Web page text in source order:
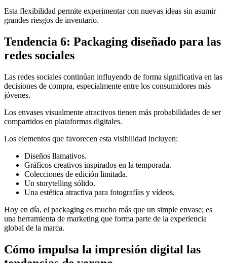
Esta flexibilidad permite experimentar con nuevas ideas sin asumir
grandes riesgos de inventario.
Tendencia 6: Packaging diseñado para las
redes sociales
Las redes sociales continúan influyendo de forma significativa en las
decisiones de compra, especialmente entre los consumidores más
jóvenes.
Los envases visualmente atractivos tienen más probabilidades de ser
compartidos en plataformas digitales.
Los elementos que favorecen esta visibilidad incluyen:
Diseños llamativos.
Gráficos creativos inspirados en la temporada.
Colecciones de edición limitada.
Un storytelling sólido.
Una estética atractiva para fotografías y vídeos.
Hoy en día, el packaging es mucho más que un simple envase; es
una herramienta de marketing que forma parte de la experiencia
global de la marca.
Cómo impulsa la impresión digital las